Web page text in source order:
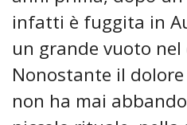
infatti è fuggita in
un grande vuoto
Nonostante il
non ha mai